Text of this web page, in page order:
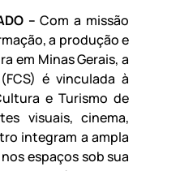
–Com a missão
a produção e
em Minas Gerais, a
é vinculada à
e Turismo de
visuais, cinema,
integram a ampla
espaços sob sua